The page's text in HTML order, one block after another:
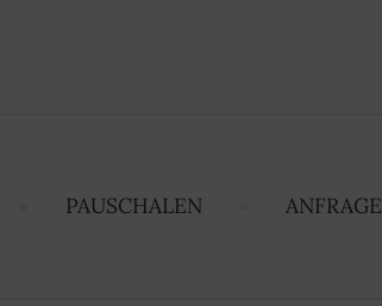
PAUSCHALEN ANFRAGE